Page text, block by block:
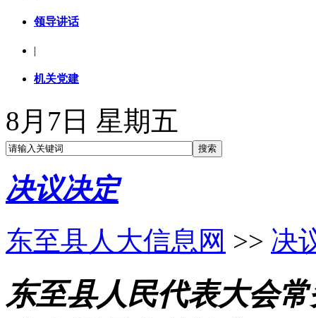
领导讲话
|
机关党建
8月7日 星期五
决议决定
东至县人大信息网 >> 决
东至县人民代表大会